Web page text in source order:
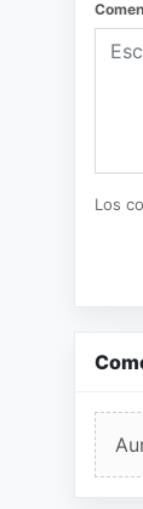
Los